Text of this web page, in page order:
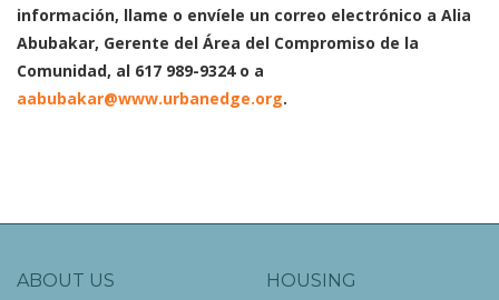
información, llame o envíele un correo electrónico a Alia
Abubakar, Gerente del Área del Compromiso de la
Comunidad, al 617 989-9324 o a
aabubakar@www.urbanedge.org.
ABOUT US
HOUSING